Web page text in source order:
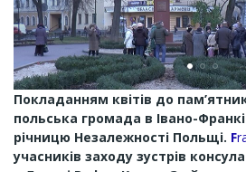
Покладанням квітів до
польська громада в Івано-
річницю Незалежності Польщі. F
учасників заходу зустрів